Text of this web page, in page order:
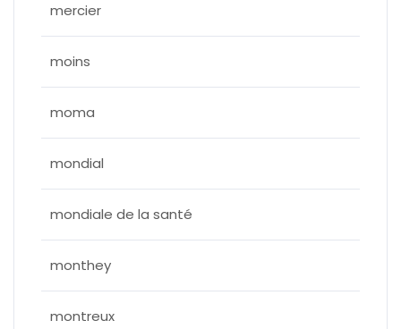
mercier
moins
moma
mondial
mondiale de la santé
monthey
montreux